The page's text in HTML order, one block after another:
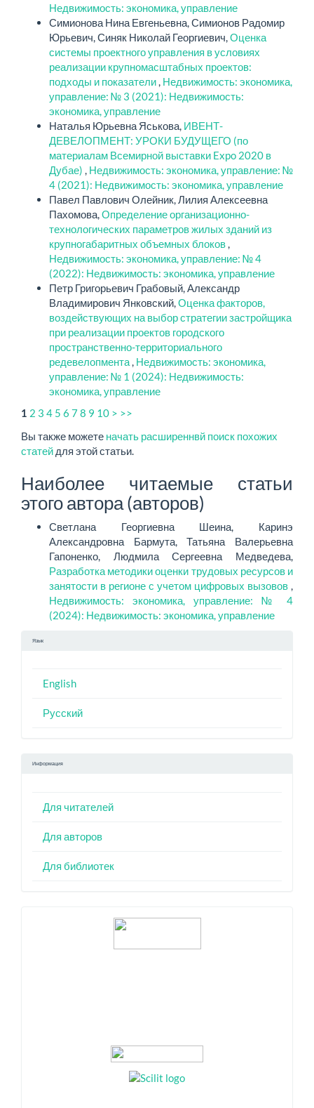
Недвижимость: экономика, управление
Симионова Нина Евгеньевна, Симионов Радомир
Юрьевич, Синяк Николай Георгиевич,Оценка
системы проектного управления в условиях
реализации крупномасштабных проектов:
подходы и показатели, Недвижимость: экономика,
управление: № 3 (2021): Недвижимость:
экономика, управление
Наталья Юрьевна Яськова, ИВЕНТ-
ДЕВЕЛОПМЕНТ: УРОКИ БУДУЩЕГО (по
материалам Всемирной выставки Expo 2020 в
Дубае) , Недвижимость: экономика, управление: №
4 (2021): Недвижимость: экономика, управление
Павел Павлович Олейник, Лилия Алексеевна
Пахомова,Определение организационно-
технологических параметров жилых зданий из
крупногабаритных объемных блоков,
Недвижимость: экономика, управление: № 4
(2022): Недвижимость: экономика, управление
Петр Григорьевич Грабовый, Александр
Владимирович Янковский,Оценка факторов,
воздействующих на выбор стратегии застройщика
при реализации проектов городского
пространственно-территориального
редевелопмента, Недвижимость: экономика,
управление: № 1 (2024): Недвижимость:
экономика, управление
1 2 3 4 5 6 78 9 10 > >>
Вы также можете начать расширеннвй поиск похожих
статей для этой статьи.
Наиболее читаемые статьи
этого автора (авторов)
Светлана Георгиевна Шеина, Каринэ
Александровна Бармута, Татьяна Валерьевна
Гапоненко, Людмила Сергеевна Медведева,
Разработка методики оценки трудовых ресурсов и
занятости в регионе с учетом цифровых вызовов ,
Недвижимость: экономика, управление: № 4
(2024): Недвижимость: экономика, управление
Язык
English
Русский
Информация
Для читателей
Для авторов
Для библиотек